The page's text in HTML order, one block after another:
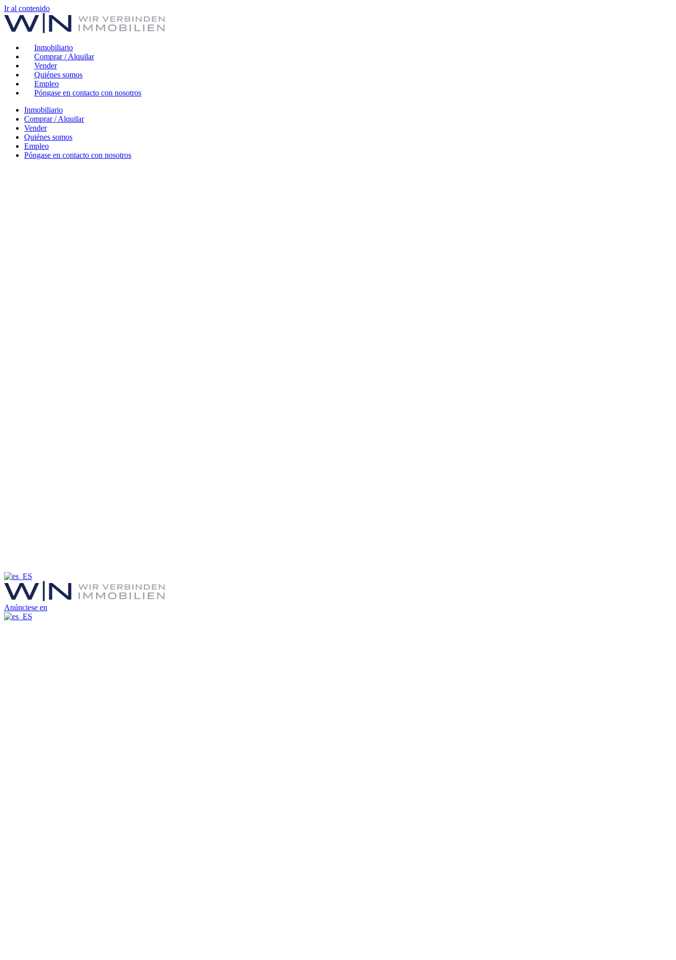
Ir al contenido
Inmobiliario
Comprar / Alquilar
Vender
Quiénes somos
Empleo
Póngase en contacto con nosotros
Inmobiliario
Comprar / Alquilar
Vender
Quiénes somos
Empleo
Póngase en contacto con nosotros
Anúnciese en